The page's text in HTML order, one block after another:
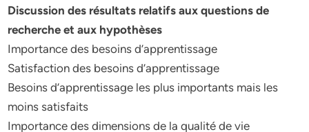
Discussion des résultats relatifs aux questions de
recherche et aux hypothèses
Importance des besoins d’apprentissage
Satisfaction des besoins d’apprentissage
Besoins d’apprentissage les plus importants mais les
moins satisfaits
Importance des dimensions de la qualité de vie